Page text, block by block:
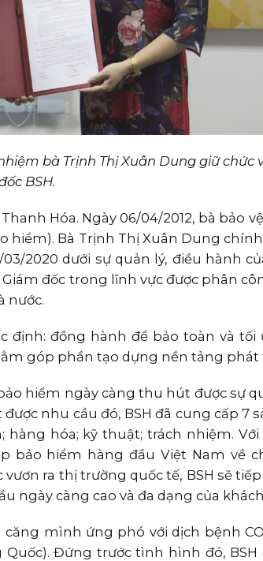
bà Trịnh Thị Xuân Dung giữ chức
BSH.
Hóa. Ngày 06/04/2012, bà bảo
hiểm). Bà Trịnh Thị Xuân Dung
2020 dưới sự quản lý, điều hành
đốc trong lĩnh vực được phân
nước.
định: đồng hành để bảo toàn và
góp phần tạo dựng nền tảng phát
hiểm ngày càng thu hút được sự
nhu cầu đó, BSH đã cung cấp 7
hàng hóa; kỹ thuật; trách nhiệm.
hiểm hàng đầu Việt Nam về
ra thị trường quốc tế, BSH sẽ
ngày càng cao và đa dạng của
mình ứng phó với dịch bệnh
Đứng trước tình hình đó, BSH